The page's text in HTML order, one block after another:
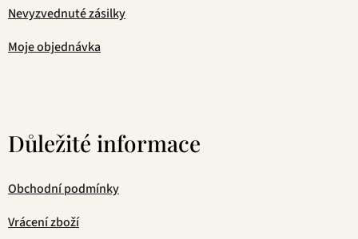
Nevyzvednuté zásilky
Moje objednávka
Důležité informace
Obchodní podmínky
Vrácení zboží